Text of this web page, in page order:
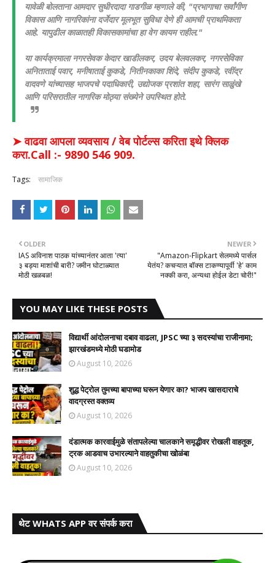
​यावेळी बोलताना आमदार सुधीरदादा गाडगीळ म्हणाले की, "प्रभागाचा सर्वांगीण
विकास आणि नागरिकांना दर्जेदार मूलभूत सुविधा देणे ही आमची प्राथमिकता
आहे. यापुढील काळातही विकासकामांचा हा वेग कायम राहील."
​या कार्यक्रमाला नगरसेवक केदार खाडीलकर, उदय बेलवलकर, नगरसेविका
अनिताताई पवार, मनीषाताई कुकडे, नितीनकाका शिंदे, संदीप कुकडे, रवींद्र
वादवणे यांच्यासह भाजपचे पदाधिकारी, उद्योजक प्रशांत शहा, सारंग साळुंखे
आणि परिसरातील नागरिक मोठ्या संख्येने उपस्थित होते.
➤ वाढवा आपला व्यवसाय / वेब पोर्टल्स करिता इथे क्लिक
करा.Call :- 9890 546 909.
Tags: सामाजिक
NEWER
"Amazon-Flipkart सेलमध्ये पार्सल
येतंय? कचऱ्यात बॉक्स टाकण्यापूर्वी 'हे' काम
नक्की करा, अन्यथा होईल डेटा चोरी!"
OLDER
IAS अविनाश पाठक यांच्यानंतर आता 'त्या'
३ बड्या माशांची बारी? जमीन घोटाळ्यात
मोठी खळबळ!
YOU MAY LIKE THESE POSTS
विद्यार्थी आंदोलनाचा दबाव वाढला, JPSC च्या ३ सदस्यांचा राजीनामा;
झारखंडमध्ये मोठी घडामोड
August 10, 2026
शुद्ध पेट्रोल तुमच्या बापाच्या घरून येणार का? भाजप खासदाराचे
वादग्रस्त वक्तव्य
August 10, 2026
दंडात्मक कारवाईमुळे संतापलेल्या चालकाने समृद्धीवर रोखली वाहतूक,
ट्रक आडवाच उभारल्याने वाहतुकीचा खोळंबा
August 10, 2026
थेट WHATS APP वर संपर्क करा